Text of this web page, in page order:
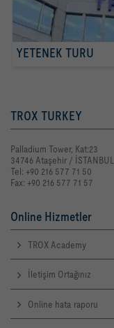
YETENEK TURU
TROX TURKEY
Palladium Tower, Kat:23
34746 Ataşehir / İSTANBUL
Tel: +90 216 577 71 50
Fax: +90 216 577 71 57
Online Hizmetler
TROX Academy
İletişim Ortağınız
Online hata raporu